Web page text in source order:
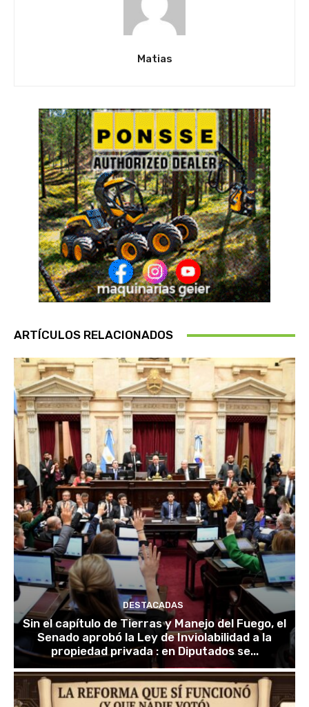
Matias
ARTÍCULOS RELACIONADOS
DESTACADAS
Sin el capítulo de Tierras y Manejo del Fuego, el
Senado aprobó la Ley de Inviolabilidad a la
propiedad privada : en Diputados se...